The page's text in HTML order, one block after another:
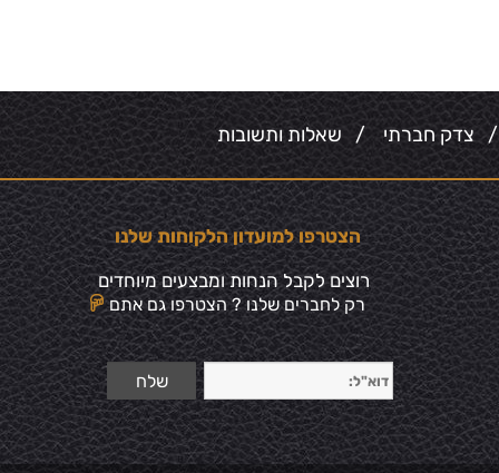
צדק חברתי / שאלות ותשובות
הצטרפו למועדון הלקוחות שלנו
רוצים לקבל הנחות ומבצעים מיוחדים
רק לחברים שלנו ? הצטרפו גם אתם